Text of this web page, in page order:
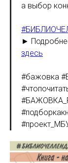
а выбор
►
здесь
#бажовка